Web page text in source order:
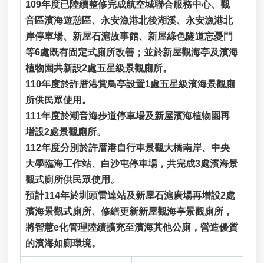
109年度已陸續整修完成航空城聯合服務中心、觀
音區濱海遊憩區、永安漁港北後湖溪、永安漁港北
岸停車場、新屋石滬故事館、新屋綠色隧道忘憂門
等6處既有固定式廁所改善；並於新屋觀海亭及濱海
植物園共新設2處五星級景觀廁所。
110年度於許厝港賞鳥亭設置1處五星級濱海景觀廁
所供民眾使用。
111年度於潮音海步道停車場及新屋濱海植物園再
增設2處景觀廁所。
112年度分別於許厝港自行車景觀大橋南岸、中央
大學臨海工作站、白沙屯停車場，共完成3處濱海景
觀式廁所供民眾使用。
預計114年於圳頭雷達站及新屋石滬廣場再增設2處
濱海景觀式廁所、修繕更新新屋觀海亭景觀廁所，
將智慧e化管理陸續擴充至濱海其他公廁，營造優質
的濱海如廁環境。